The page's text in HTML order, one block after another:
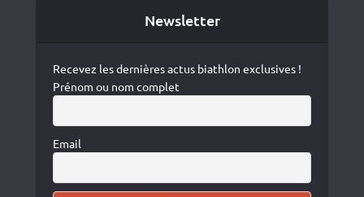
Newsletter
Recevez les dernières actus biathlon exclusives !
Prénom ou nom complet
Email